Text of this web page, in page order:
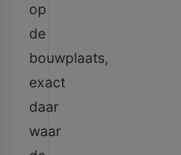
op
de
bouwplaats,
exact
daar
waar